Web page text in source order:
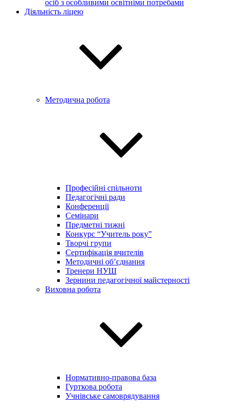
осіб з особливими освітніми потребами
Діяльність ліцею
Методична робота
Професійні спільноти
Педагогічні ради
Конференції
Семінари
Предметні тижні
Конкурс “Учитель року”
Творчі групи
Сертифікація вчителів
Методичні об’єднання
Тренери НУШ
Зернини педагогічної майстерності
Виховна робота
Нормативно-правова база
Гурткова робота
Учнівське самоврядування